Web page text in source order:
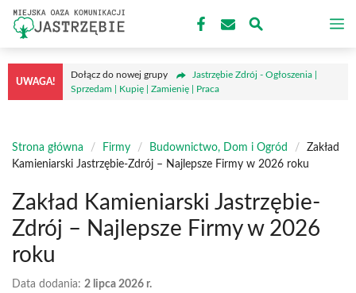
Przejdź
treści
UWAGA!
Dołącz do nowej grupy
Jastrzębie Zdrój - Ogłoszenia |
Sprzedam | Kupię | Zamienię | Praca
Strona główna / Firmy / Budownictwo, Dom i Ogród /
Zakład
Kamieniarski Jastrzębie-Zdrój – Najlepsze Firmy w 2026 roku
Zakład Kamieniarski Jastrzębie-
Zdrój – Najlepsze Firmy w 2026
roku
Data dodania: 2 lipca 2026 r.